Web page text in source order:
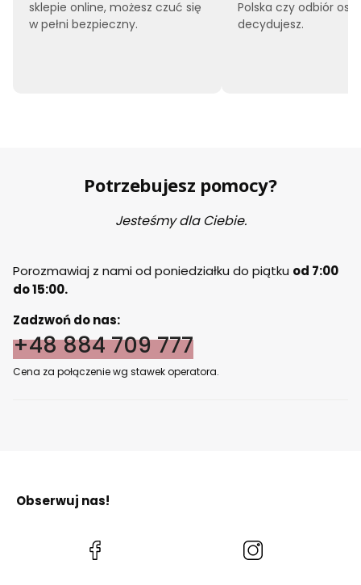
sklepie online, możesz czuć się
w pełni bezpieczny.
Polska czy odbiór
decydujesz.
Potrzebujesz pomocy?
Jesteśmy dla Ciebie.
Porozmawiaj z nami od poniedziałku do piątku od 7:00
do 15:00.
Zadzwoń do nas:
+48 884 709 777
Cena za połączenie wg stawek operatora.
Obserwuj nas!
(Otwiera